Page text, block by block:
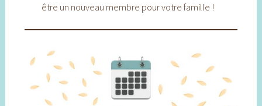
être un nouveau membre pour votre famille !